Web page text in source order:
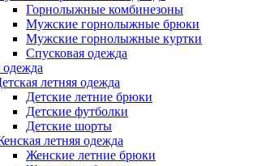
Горнолыжные комбинезоны
Мужские горнолыжные брюки
Мужские горнолыжные куртки
Спусковая одежда
одежда
летняя одежда
Детские летние брюки
Детские футболки
Детские шорты
летняя одежда
Женские летние брюки